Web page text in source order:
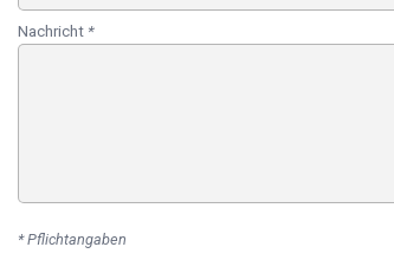
Nachricht *
* Pflichtangaben